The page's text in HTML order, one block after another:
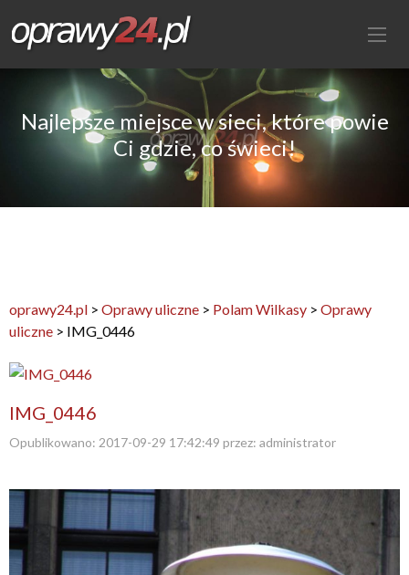
Najlepsze miejsce w sieci, które powie
Ci gdzie, co świeci!
oprawy24.pl > Oprawy uliczne > Polam Wilkasy > Oprawy
uliczne > IMG_0446
IMG_0446
Opublikowano: 2017-09-29 17:42:49 przez: administrator